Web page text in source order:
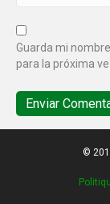
Guarda mi
para la próxima
©